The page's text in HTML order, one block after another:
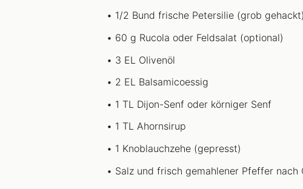
1/2 Bund frische Petersilie (grob gehackt)
60 g Rucola oder Feldsalat (optional)
3 EL Olivenöl
2 EL Balsamicoessig
1 TL Dijon-Senf oder körniger Senf
1 TL Ahornsirup
1 Knoblauchzehe (gepresst)
Salz und frisch gemahlener Pfeffer nach